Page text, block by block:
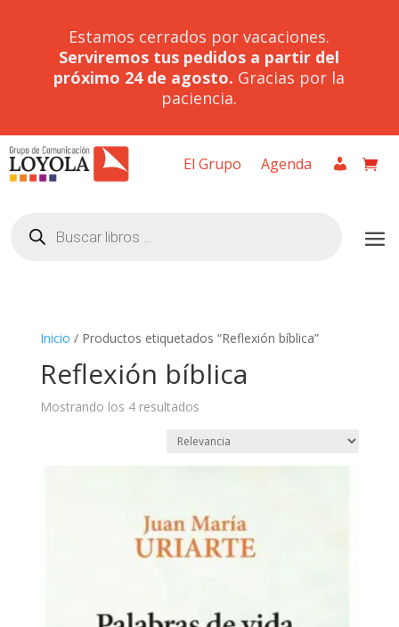
Estamos cerrados por vacaciones.
Serviremos tus pedidos a partir del
próximo 24 de agosto. Gracias por la
paciencia.
El Grupo Agenda
productos
Inicio / Productos etiquetados “Reflexión bíblica”
Reflexión bíblica
Mostrando los 4 resultados